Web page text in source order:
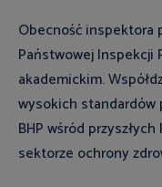
Obecność inspektora
Państwowej Inspekcji
akademickim.
wysokich standardów
BHP wśród
sektorze ochrony